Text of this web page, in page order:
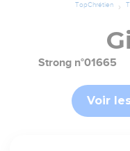
TopChrétien
Strong n°01665
Voir